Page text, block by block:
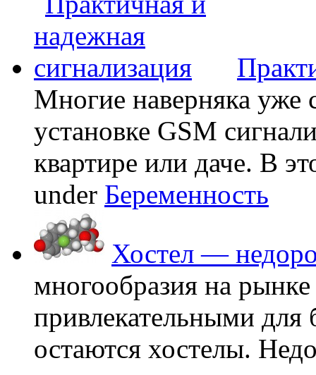
Многие наверняка уже
установке GSM
квартире или даче. В
under Беременность
Хостел —
многообразия на
привлекательными
остаются хостелы.